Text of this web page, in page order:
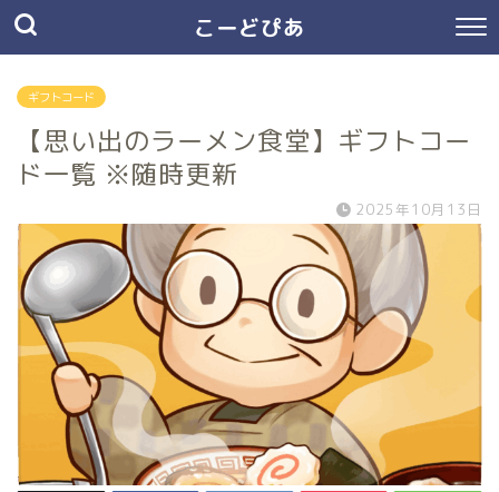
こーどぴあ
ギフトコード
【思い出のラーメン食堂】ギフトコー
ド一覧 ※随時更新
2025年10月13日